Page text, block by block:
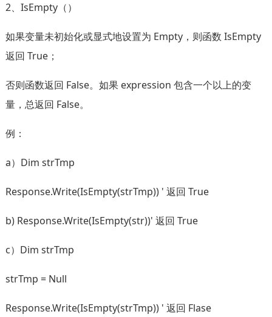
2、IsEmpty（）
如果变量未初始化或显式地设置为 Empty，则函数 IsEmpty
返回 True；
否则函数返回 False。如果 expression 包含一个以上的变
量，总返回 False。
例：
a）Dim strTmp
Response.Write(IsEmpty(strTmp)) ' 返回 True
b) Response.Write(IsEmpty(str))' 返回 True
c）Dim strTmp
strTmp = Null
Response.Write(IsEmpty(strTmp)) ' 返回 Flase